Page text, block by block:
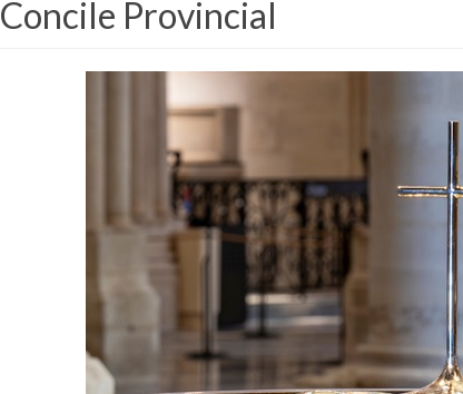
Concile Provincial